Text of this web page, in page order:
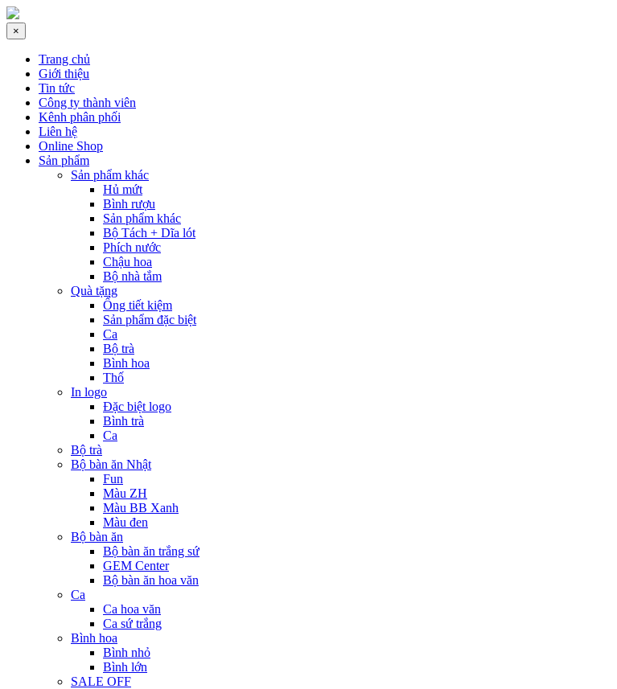
×
Trang chủ
Giới thiệu
Tin tức
Công ty thành viên
Kênh phân phối
Liên hệ
Online Shop
Sản phẩm
Sản phẩm khác
Hủ mứt
Bình rượu
Sản phẩm khác
Bộ Tách + Dĩa lót
Phích nước
Chậu hoa
Bộ nhà tắm
Quà tặng
Ống tiết kiệm
Sản phẩm đặc biệt
Ca
Bộ trà
Bình hoa
Thố
In logo
Đặc biệt logo
Bình trà
Ca
Bộ trà
Bộ bàn ăn Nhật
Fun
Màu ZH
Màu BB Xanh
Màu đen
Bộ bàn ăn
Bộ bàn ăn trắng sứ
GEM Center
Bộ bàn ăn hoa văn
Ca
Ca hoa văn
Ca sứ trắng
Bình hoa
Bình nhỏ
Bình lớn
SALE OFF